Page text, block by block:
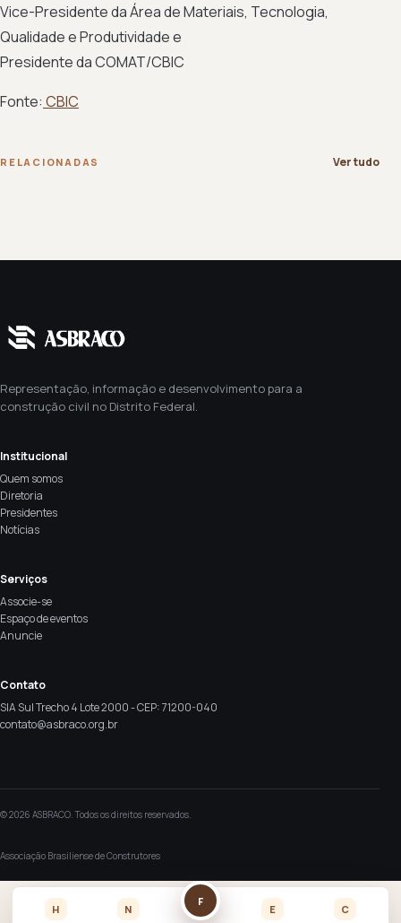
Vice-Presidente da Área de Materiais, Tecnologia,
Qualidade e Produtividade e
Presidente da COMAT/CBIC
Fonte: CBIC
RELACIONADAS Ver tudo
Representação, informação e desenvolvimento para a
construção civil no Distrito Federal.
Institucional
Quem somos
Diretoria
Presidentes
Notícias
Serviços
Associe-se
Espaço de eventos
Anuncie
Contato
SIA Sul Trecho 4 Lote 2000 - CEP: 71200-040
contato@asbraco.org.br
© 2026 ASBRACO. Todos os direitos reservados.
Associação Brasiliense de Construtores
H N
F
E C